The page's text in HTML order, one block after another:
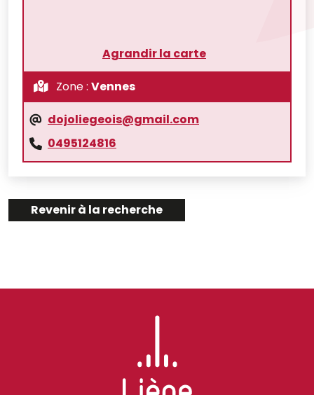
Agrandir la carte
Zone : Vennes
dojoliegeois@gmail.com
0495124816
Revenir à la recherche